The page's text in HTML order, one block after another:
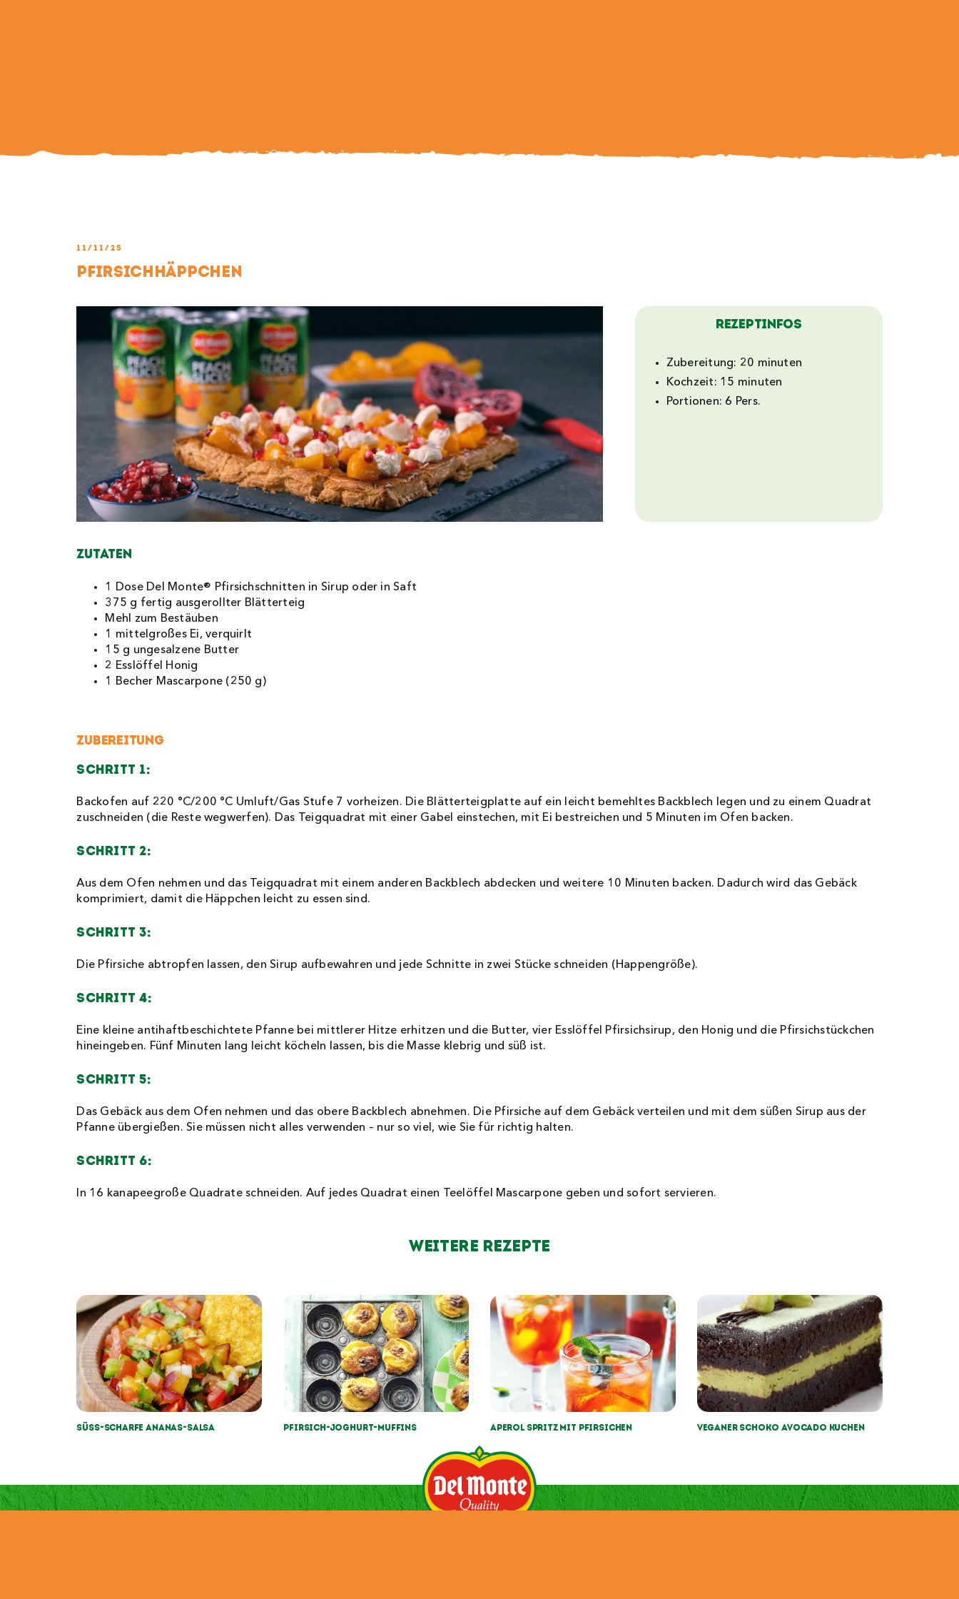
11/11/25
Pfirsichhäppchen
Rezeptinfos
Zubereitung: 20 minuten
Kochzeit: 15 minuten
Portionen: 6 Pers.
Zutaten
1 Dose Del Monte® Pfirsichschnitten in Sirup oder in Saft
375 g fertig ausgerollter Blätterteig
Mehl zum Bestäuben
1 mittelgroßes Ei, verquirlt
15 g ungesalzene Butter
2 Esslöffel Honig
1 Becher Mascarpone (250 g)
Zubereitung
Schritt 1:
Backofen auf 220 °C/200 °C Umluft/Gas Stufe 7 vorheizen. Die Blätterteigplatte auf ein leicht bemehltes Backblech legen und zu einem Quadrat
zuschneiden (die Reste wegwerfen). Das Teigquadrat mit einer Gabel einstechen, mit Ei bestreichen und 5 Minuten im Ofen backen.
Schritt 2:
Aus dem Ofen nehmen und das Teigquadrat mit einem anderen Backblech abdecken und weitere 10 Minuten backen. Dadurch wird das Gebäck
komprimiert, damit die Häppchen leicht zu essen sind.
Schritt 3:
Die Pfirsiche abtropfen lassen, den Sirup aufbewahren und jede Schnitte in zwei Stücke schneiden (Happengröße).
Schritt 4:
Eine kleine antihaftbeschichtete Pfanne bei mittlerer Hitze erhitzen und die Butter, vier Esslöffel Pfirsichsirup, den Honig und die Pfirsichstückchen
hineingeben. Fünf Minuten lang leicht köcheln lassen, bis die Masse klebrig und süß ist.
Schritt 5:
Das Gebäck aus dem Ofen nehmen und das obere Backblech abnehmen. Die Pfirsiche auf dem Gebäck verteilen und mit dem süßen Sirup aus der
Pfanne übergießen. Sie müssen nicht alles verwenden – nur so viel, wie Sie für richtig halten.
Schritt 6:
In 16 kanapeegroße Quadrate schneiden. Auf jedes Quadrat einen Teelöffel Mascarpone geben und sofort servieren.
Weitere Rezepte
Süss-Scharfe Ananas-Salsa Pfirsich-Joghurt-Muffins Aperol Spritz mit Pfirsichen Veganer Schoko Avocado Kuchen